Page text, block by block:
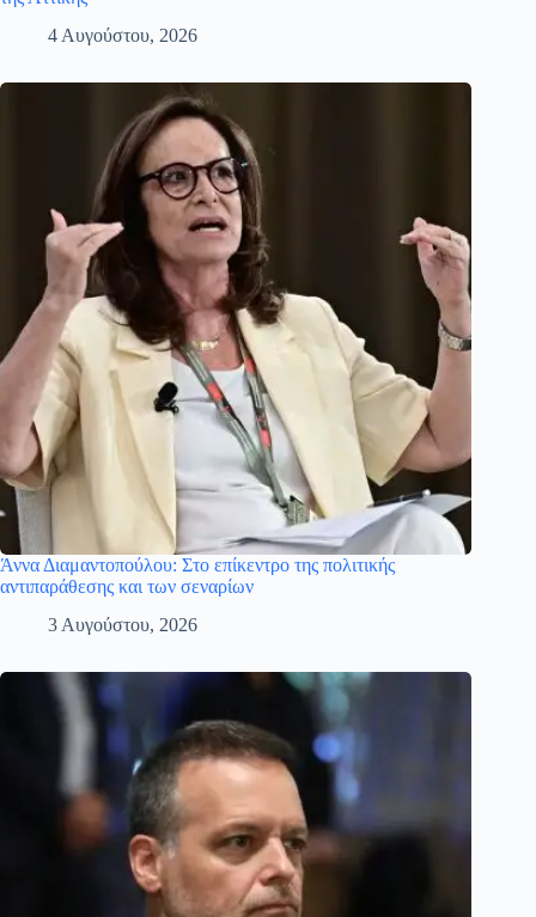
4 Αυγούστου, 2026
Άννα Διαμαντοπούλου: Στο επίκεντρο της πολιτικής
αντιπαράθεσης και των σεναρίων
3 Αυγούστου, 2026